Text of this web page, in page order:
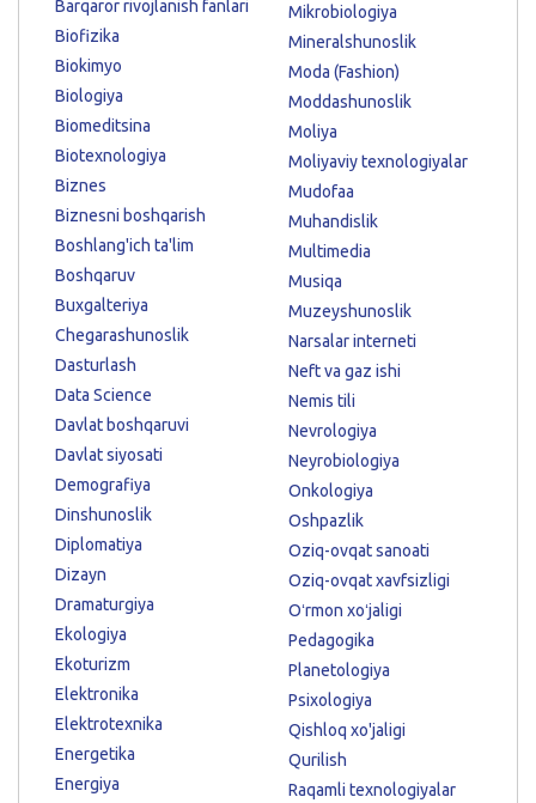
Barqaror rivojlanish fanlari
Biofizika
Biokimyo
Biologiya
Biomeditsina
Biotexnologiya
Biznes
Biznesni boshqarish
Boshlang'ich ta'lim
Boshqaruv
Buxgalteriya
Chegarashunoslik
Dasturlash
Data Science
Davlat boshqaruvi
Davlat siyosati
Demografiya
Dinshunoslik
Diplomatiya
Dizayn
Dramaturgiya
Ekologiya
Ekoturizm
Elektronika
Elektrotexnika
Energetika
Energiya
Mikrobiologiya
Mineralshunoslik
Moda (Fashion)
Moddashunoslik
Moliya
Moliyaviy texnologiyalar
Mudofaa
Muhandislik
Multimedia
Musiqa
Muzeyshunoslik
Narsalar interneti
Neft va gaz ishi
Nemis tili
Nevrologiya
Neyrobiologiya
Onkologiya
Oshpazlik
Oziq-ovqat sanoati
Oziq-ovqat xavfsizligi
Oʻrmon xoʻjaligi
Pedagogika
Planetologiya
Psixologiya
Qishloq xo'jaligi
Qurilish
Raqamli texnologiyalar